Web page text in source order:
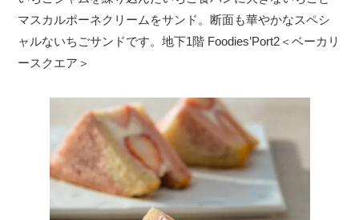
マスカルポーネクリームをサンド。断面も華やかなスペシ
ャルないちごサンドです。地下1階 Foodies’Port2＜ベーカリ
ースクエア＞